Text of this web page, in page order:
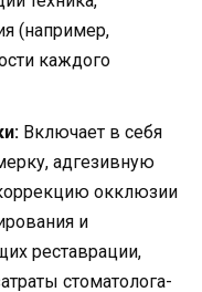
(например,
каждого
Включает в себя
адгезивную
окклюзии
и
реставрации,
стоматолога-